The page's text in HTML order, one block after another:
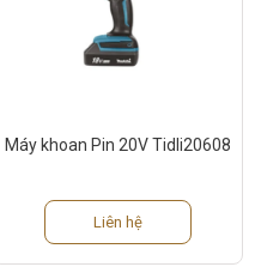
Máy khoan Pin 20V Tidli20608
Liên hệ